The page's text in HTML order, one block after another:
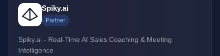
Spiky.ai
Partner
Spiky.ai - Real-Time AI Sales Coaching & Meeting
Intelligence